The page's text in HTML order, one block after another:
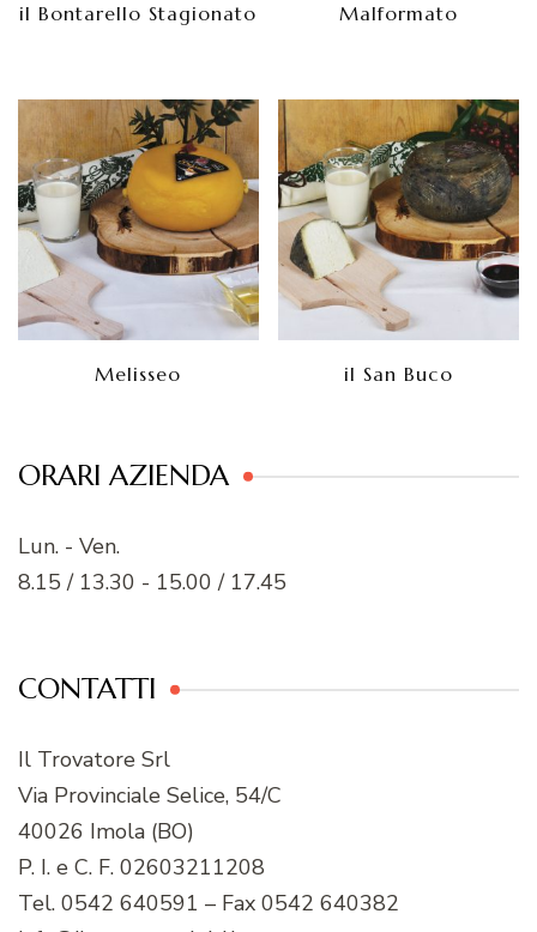
il Bontarello Stagionato Malformato
Melisseo il San Buco
ORARI AZIENDA
Lun. - Ven.
8.15 / 13.30 - 15.00 / 17.45
CONTATTI
Il Trovatore Srl
Via Provinciale Selice, 54/C
40026 Imola (BO)
P. I. e C. F. 02603211208
Tel. 0542 640591 – Fax 0542 640382